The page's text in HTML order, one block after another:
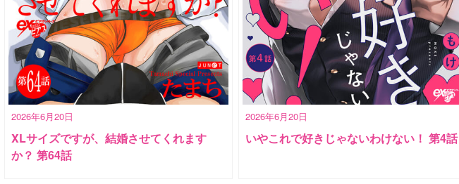
2026年6月20日
XLサイズですが、結婚させてくれます
か？ 第64話
2026年6月20日
いやこれで好きじゃないわけない！ 第4話